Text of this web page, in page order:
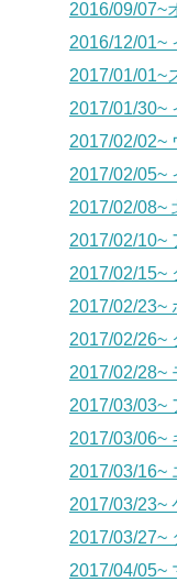
2016/09/07~
2016/12/01~
2017/01/01~
2017/01/30~
2017/02/02~
2017/02/05~
2017/02/08~
2017/02/10~
2017/02/15~
2017/02/23~
2017/02/26~
2017/02/28~
2017/03/03~
2017/03/06~
2017/03/16~
2017/03/23~
2017/03/27~
2017/04/05~